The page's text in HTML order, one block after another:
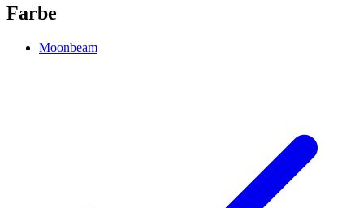
Farbe
Moonbeam